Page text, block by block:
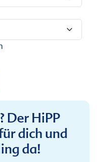
Der HiPP
dich und
da!